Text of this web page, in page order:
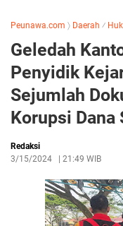
Peunawa.com 〉 Daerah ⁄
Geledah
Penyidik
Sejumlah
Korupsi Dana
Redaksi
3/15/2024
21:49 WIB